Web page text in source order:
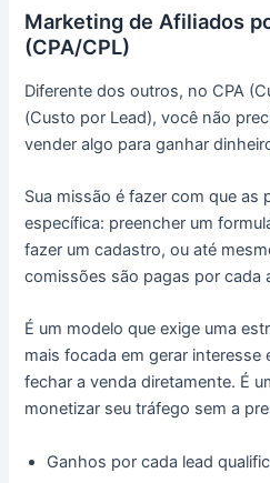
Marketing de Afiliados
(CPA/CPL)
Diferente dos outros, no CPA
(Custo por Lead), você não
vender algo para ganhar
Sua missão é fazer com que as
específica: preencher um
fazer um cadastro, ou até
comissões são pagas por cada
É um modelo que exige uma
mais focada em gerar interesse
fechar a venda diretamente. É
monetizar seu tráfego sem a
Ganhos por cada lead